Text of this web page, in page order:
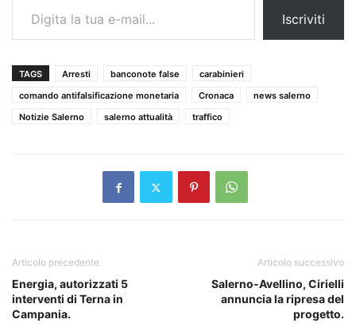
Iscriviti
TAGS Arresti banconote false
carabinieri
comando antifalsificazione monetaria
Cronaca
news salerno
Notizie Salerno
salerno attualità traffico
Articolo precedente
Energia, autorizzati 5
interventi di Terna in
Campania.
Articolo successivo
Salerno-Avellino, Cirielli
annuncia la ripresa del
progetto.